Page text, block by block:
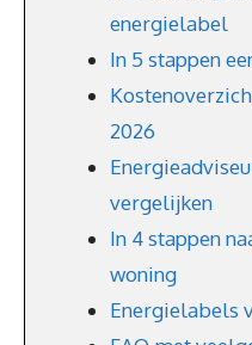
energielabel
In 5 stappen
2026
vergelijken
In 4 stappen
woning
Energielabels